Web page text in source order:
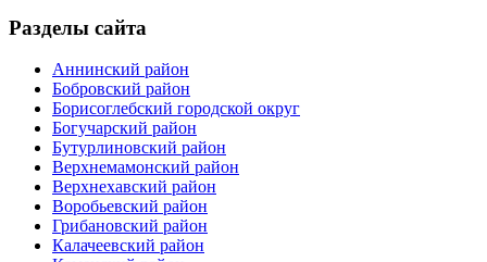
Разделы сайта
Аннинский район
Бобровский район
Борисоглебский городской округ
Богучарский район
Бутурлиновский район
Верхнемамонский район
Верхнехавский район
Воробьевский район
Грибановский район
Калачеевский район